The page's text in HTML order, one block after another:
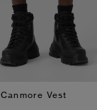
Canmore Vest